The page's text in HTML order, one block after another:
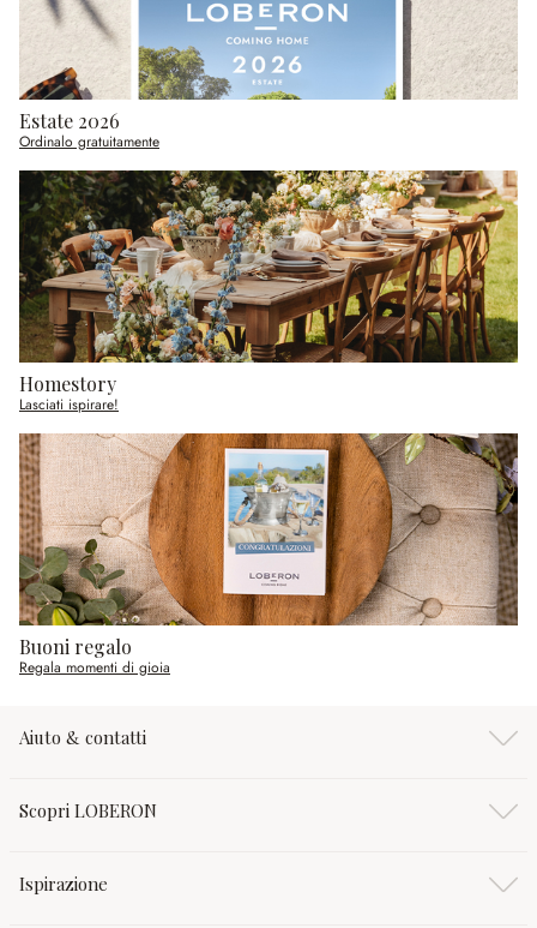
Estate 2026
Ordinalo gratuitamente
Homestory
Lasciati ispirare!
Buoni regalo
Regala momenti di gioia
Aiuto & contatti
Scopri LOBERON
Ispirazione